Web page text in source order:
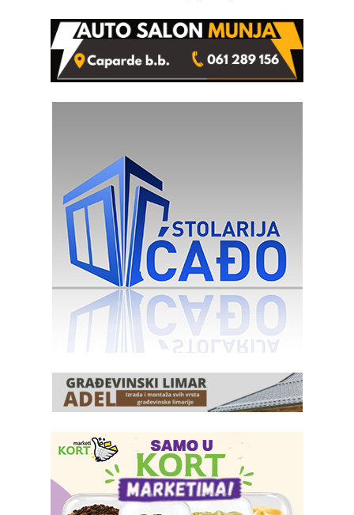
rješenje